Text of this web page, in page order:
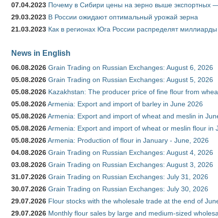
07.04.2023 Почему в Сибири цены на зерно выше экспортных
29.03.2023 В России ожидают оптимальный урожай зерна
21.03.2023 Как в регионах Юга России распределят
News in English
06.08.2026 Grain Trading on Russian Exchanges: August 6, 2026
05.08.2026 Grain Trading on Russian Exchanges: August 5, 2026
05.08.2026 Kazakhstan: The producer price of fine flour from
05.08.2026Armenia: Export and import of barley in June 2026
05.08.2026Armenia: Export and import of wheat and meslin in
05.08.2026Armenia: Export and import of wheat or meslin flour in
05.08.2026Armenia: Production of flour in January - June, 2026
04.08.2026 Grain Trading on Russian Exchanges: August 4, 2026
03.08.2026 Grain Trading on Russian Exchanges: August 3, 2026
31.07.2026 Grain Trading on Russian Exchanges: July 31, 2026
30.07.2026 Grain Trading on Russian Exchanges: July 30, 2026
29.07.2026 Flour stocks with the wholesale trade at the end of
29.07.2026 Monthly flour sales by large and medium-sized